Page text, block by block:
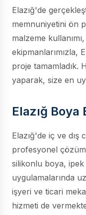
Elazığ'de
memnuniyetini ön
malzeme
ekipmanlarımızla,
proje tamamladık.
yaparak, size en
Elazığ
Elazığ'de iç ve dış
profesyonel
silikonlu boya,
uygulamalarında
işyeri ve ticari
hizmeti de